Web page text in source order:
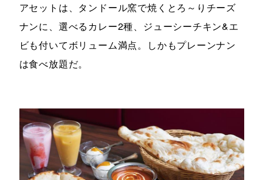
アセットは、タンドール窯で焼くとろ～りチーズ
ナンに、選べるカレー2種、ジューシーチキン&エ
ビも付いてボリューム満点。しかもプレーンナン
は食べ放題だ。